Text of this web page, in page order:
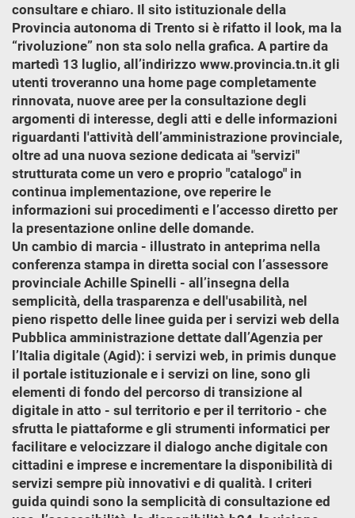
consultare e chiaro. Il sito istituzionale della
Provincia autonoma di Trento si è rifatto il look, ma la
“rivoluzione” non sta solo nella grafica. A partire da
martedì 13 luglio, all’indirizzo www.provincia.tn.it gli
utenti troveranno una home page completamente
rinnovata, nuove aree per la consultazione degli
argomenti di interesse, degli atti e delle informazioni
riguardanti l'attività dell’amministrazione provinciale,
oltre ad una nuova sezione dedicata ai "servizi"
strutturata come un vero e proprio "catalogo" in
continua implementazione, ove reperire le
informazioni sui procedimenti e l’accesso diretto per
la presentazione online delle domande.
Un cambio di marcia - illustrato in anteprima nella
conferenza stampa in diretta social con l’assessore
provinciale Achille Spinelli - all’insegna della
semplicità, della trasparenza e dell'usabilità, nel
pieno rispetto delle linee guida per i servizi web della
Pubblica amministrazione dettate dall’Agenzia per
l’Italia digitale (Agid): i servizi web, in primis dunque
il portale istituzionale e i servizi on line, sono gli
elementi di fondo del percorso di transizione al
digitale in atto - sul territorio e per il territorio - che
sfrutta le piattaforme e gli strumenti informatici per
facilitare e velocizzare il dialogo anche digitale con
cittadini e imprese e incrementare la disponibilità di
servizi sempre più innovativi e di qualità. I criteri
guida quindi sono la semplicità di consultazione ed